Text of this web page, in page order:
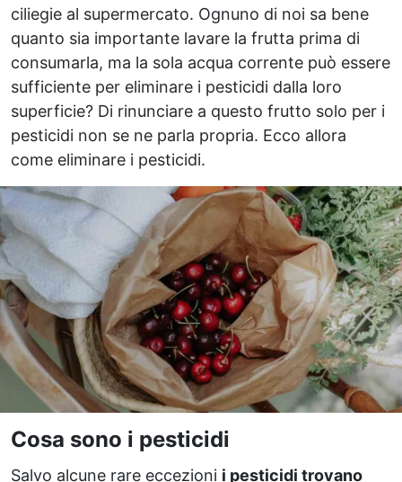
ciliegie al supermercato. Ognuno di noi sa bene
quanto sia importante lavare la frutta prima di
consumarla, ma la sola acqua corrente può essere
sufficiente per eliminare i pesticidi dalla loro
superficie? Di rinunciare a questo frutto solo per i
pesticidi non se ne parla propria. Ecco allora
come eliminare i pesticidi.
Cosa sono i pesticidi
Salvo alcune rare eccezioni i pesticidi trovano